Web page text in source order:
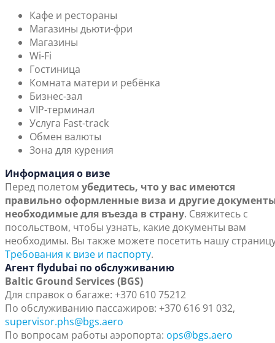
Кафе и рестораны
Магазины дьюти-фри
Магазины
Wi-Fi
Гостиница
Комната матери и ребёнка
Бизнес-зал
VIP-терминал
Услуга Fast-track
Обмен валюты
Зона для курения
Информация о визе
Перед полетом убедитесь, что у вас имеются
правильно оформленные виза и другие
необходимые для въезда в страну. Свяжитесь с
посольством, чтобы узнать, какие документы вам
необходимы. Вы также можете посетить нашу
Требования к визе и паспорту.
Агент flydubai по обслуживанию
Baltic Ground Services (BGS)
Для справок о багаже: +370 610 75212
По обслуживанию пассажиров: +370 616 91 032,
supervisor.phs@bgs.aero
По вопросам работы аэропорта: ops@bgs.aero